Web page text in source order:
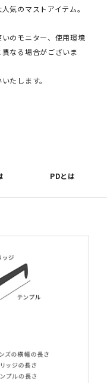
気のマストアイテム。
のモニター、使用環境
なる場合がございま
たします。
PDとは
薄型非球面レンズ